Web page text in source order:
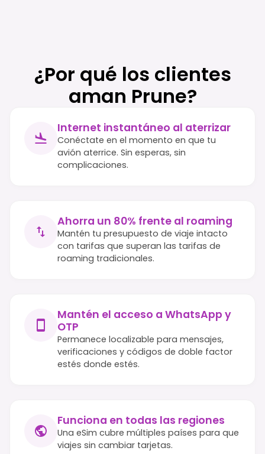
¿Por qué los clientes
aman Prune?
Internet instantáneo al aterrizar
Conéctate en el momento en que tu
avión aterrice. Sin esperas, sin
complicaciones.
Ahorra un 80% frente al roaming
Mantén tu presupuesto de viaje intacto
con tarifas que superan las tarifas de
roaming tradicionales.
Mantén el acceso a WhatsApp y
OTP
Permanece localizable para mensajes,
verificaciones y códigos de doble factor
estés donde estés.
Funciona en todas las regiones
Una eSim cubre múltiples países para que
viajes sin cambiar tarjetas.